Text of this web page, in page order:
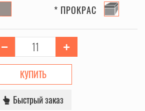
* ПРОКРАС
КУПИТЬ
Быстрый заказ